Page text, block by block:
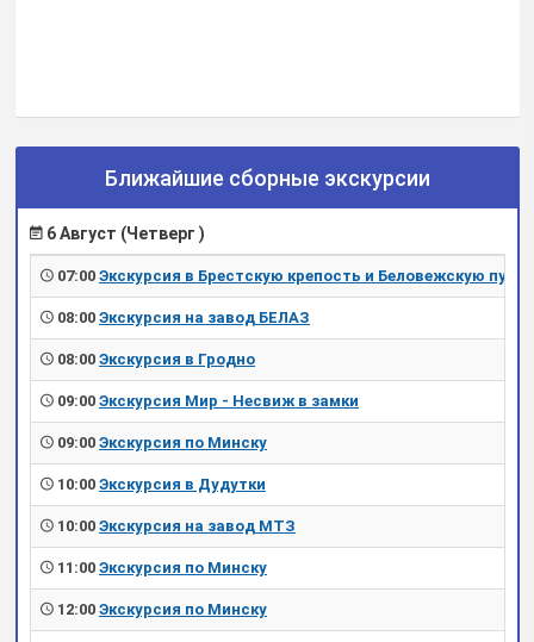
Ближайшие сборные экскурсии
6 Август (Четверг )
07:00 Экскурсия в Брестскую крепость и Беловежскую пущу
08:00 Экскурсия на завод БЕЛАЗ
08:00 Экскурсия в Гродно
09:00 Экскурсия Мир - Несвиж в замки
09:00 Экскурсия по Минску
10:00 Экскурсия в Дудутки
10:00 Экскурсия на завод МТЗ
11:00 Экскурсия по Минску
12:00 Экскурсия по Минску